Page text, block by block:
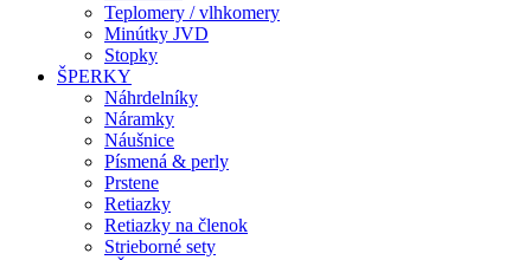
Teplomery / vlhkomery
Minútky JVD
Stopky
ŠPERKY
Náhrdelníky
Náramky
Náušnice
Písmená & perly
Prstene
Retiazky
Retiazky na členok
Strieborné sety